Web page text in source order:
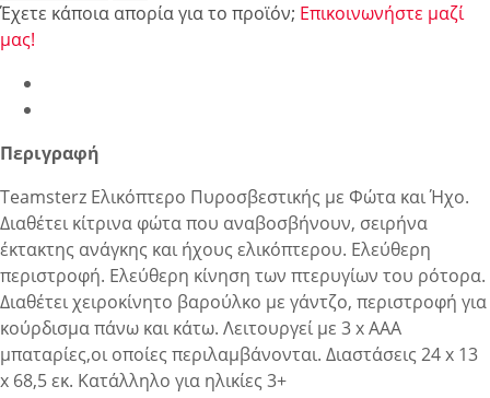
Έχετε κάποια απορία για το προϊόν; Επικοινωνήστε μαζί
μας!
Περιγραφή
Teamsterz Ελικόπτερο Πυροσβεστικής με Φώτα και Ήχο.
Διαθέτει κίτρινα φώτα που αναβοσβήνουν, σειρήνα
έκτακτης ανάγκης και ήχους ελικόπτερου. Ελεύθερη
περιστροφή. Ελεύθερη κίνηση των πτερυγίων του ρότορα.
Διαθέτει χειροκίνητο βαρούλκο με γάντζο, περιστροφή για
κούρδισμα πάνω και κάτω. Λειτουργεί με 3 x AAA
μπαταρίες,οι οποίες περιλαμβάνονται. Διαστάσεις 24 x 13
x 68,5 εκ. Κατάλληλο για ηλικίες 3+